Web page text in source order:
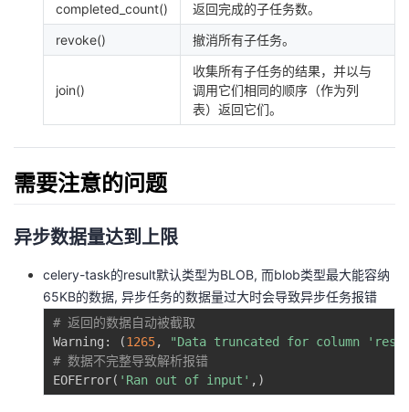
completed_count()
返回完成的子任务数。
revoke()
撤消所有子任务。
join()
收集所有子任务的结果，并以与
调用它们相同的顺序（作为列
表）返回它们。
需要注意的问题
异步数据量达到上限
celery-task的result默认类型为BLOB, 而blob类型最大能容纳
65KB的数据, 异步任务的数据量过大时会导致异步任务报错
# 返回的数据自动被截取
Warning : (1265,
"Data truncated for column
# 数据不完整导致解析报错
EOFError( 'Ran out of input' , )